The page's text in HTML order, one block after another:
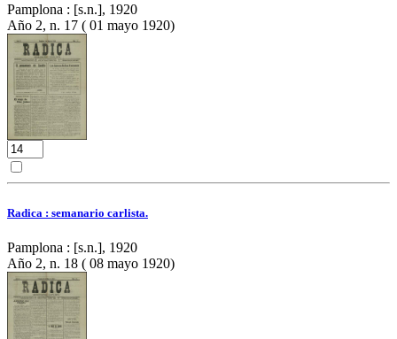
Pamplona : [s.n.], 1920
Año 2, n. 17 ( 01 mayo 1920)
Radica : semanario carlista.
Pamplona : [s.n.], 1920
Año 2, n. 18 ( 08 mayo 1920)